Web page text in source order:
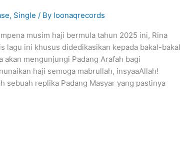
, Single / By loonaqrecords
musim haji bermula tahun 2025 ini, Rina
lagu ini khusus didedikasikan kepada bakal-bakal
akan mengunjungi Padang Arafah bagi
haji semoga mabrullah, insyaaAllah!
sebuah replika Padang Masyar yang pastinya